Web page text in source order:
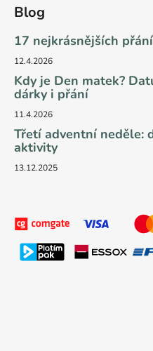
Blog
17 nejkrásnějších
12.4.2026
Kdy je Den matek?
dárky i přání
11.4.2026
Třetí adventní neděle:
aktivity
13.12.2025